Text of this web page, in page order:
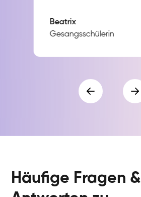
Beatrix
Gesangsschülerin
Häufige Fragen &